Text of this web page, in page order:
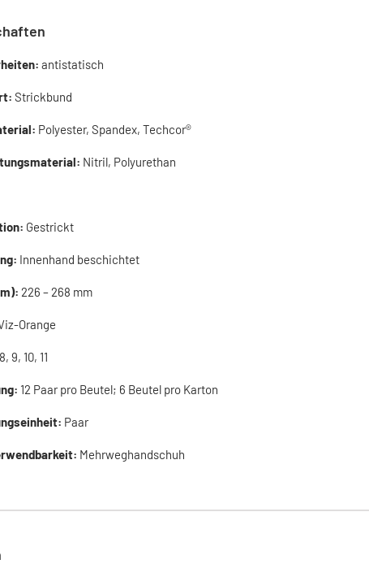
antistatisch
Strickbund
Polyester, Spandex, Techcor®
Nitril, Polyurethan
Gestrickt
Innenhand beschichtet
226 – 268 mm
Orange
9, 10, 11
12 Paar pro Beutel; 6 Beutel pro Karton
Paar
Mehrweghandschuh